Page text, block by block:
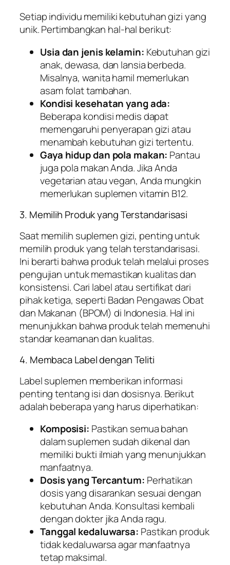
Setiap individu memiliki kebutuhan gizi yang
unik. Pertimbangkan hal-hal berikut:
Usia dan jenis kelamin: Kebutuhan gizi
anak, dewasa, dan lansia berbeda.
Misalnya, wanita hamil memerlukan
asam folat tambahan.
Kondisi kesehatan yang ada:
Beberapa kondisi medis dapat
memengaruhi penyerapan gizi atau
menambah kebutuhan gizi tertentu.
Gaya hidup dan pola makan: Pantau
juga pola makan Anda. Jika Anda
vegetarian atau vegan, Anda mungkin
memerlukan suplemen vitamin B12.
3. Memilih Produk yang Terstandarisasi
Saat memilih suplemen gizi, penting untuk
memilih produk yang telah terstandarisasi.
Ini berarti bahwa produk telah melalui proses
pengujian untuk memastikan kualitas dan
konsistensi. Cari label atau sertifikat dari
pihak ketiga, seperti Badan Pengawas Obat
dan Makanan (BPOM) di Indonesia. Hal ini
menunjukkan bahwa produk telah memenuhi
standar keamanan dan kualitas.
4. Membaca Label dengan Teliti
Label suplemen memberikan informasi
penting tentang isi dan dosisnya. Berikut
adalah beberapa yang harus diperhatikan:
Komposisi: Pastikan semua bahan
dalam suplemen sudah dikenal dan
memiliki bukti ilmiah yang menunjukkan
manfaatnya.
Dosis yang Tercantum: Perhatikan
dosis yang disarankan sesuai dengan
kebutuhan Anda. Konsultasi kembali
dengan dokter jika Anda ragu.
Tanggal kedaluwarsa: Pastikan produk
tidak kedaluwarsa agar manfaatnya
tetap maksimal.